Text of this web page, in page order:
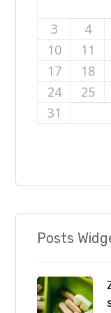
3
4
10
11
17
18
24
25
31
Posts